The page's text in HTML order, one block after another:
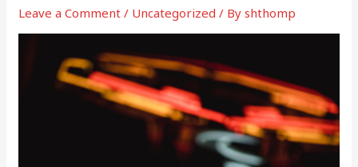
Leave a Comment / Uncategorized / Byshthomp